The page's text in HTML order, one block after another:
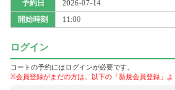
予約日
開始時刻
2026-07-14
11:00
ログイン
コートの予約にはログインが必要です。
※会員登録がまだの方は、以下の「新規会員登録」よ